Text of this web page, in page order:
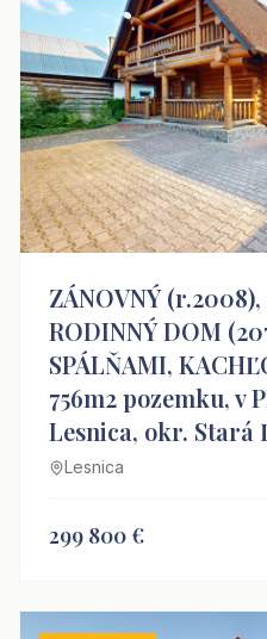
ZÁNOVNÝ (r.2008),
RODINNÝ DOM
SPÁLŇAMI,
756m2 pozemku, v
Lesnica, okr. Stará
Lesnica
299 800 €